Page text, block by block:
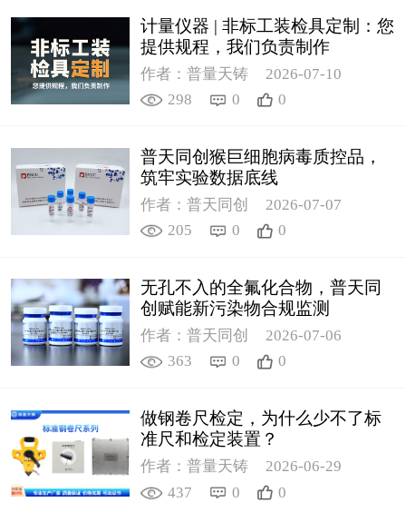
计量仪器 | 非标工装检具定制：您
提供规程，我们负责制作
作者：普量天铸
2026-07-10
298
0 0
普天同创猴巨细胞病毒质控品，
筑牢实验数据底线
作者：普天同创
2026-07-07
205
0 0
无孔不入的全氟化合物，普天同
创赋能新污染物合规监测
作者：普天同创
2026-07-06
363
0 0
做钢卷尺检定，为什么少不了标
准尺和检定装置？
作者：普量天铸
2026-06-29
437
0 0